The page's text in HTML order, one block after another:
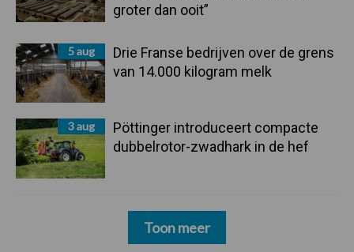
groter dan ooit”
5 aug
Drie Franse bedrijven over de grens
van 14.000 kilogram melk
3 aug
Pöttinger introduceert compacte
dubbelrotor-zwadhark in de hef
Toon meer